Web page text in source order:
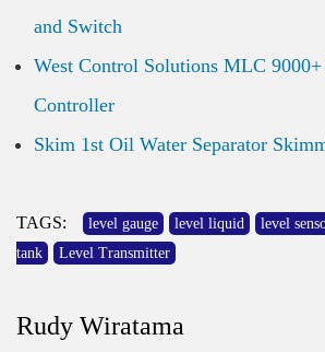
and Switch
West Control Solutions MLC
Controller
Skim 1st Oil Water Separator
TAGS: level gauge level liquid level
tank
Level Transmitter
Rudy Wiratama